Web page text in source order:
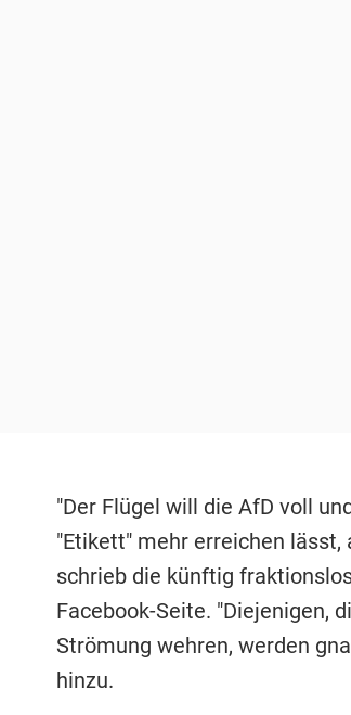
"Der Flügel will die AfD voll
"Etikett" mehr erreichen lässt,
schrieb die künftig
Facebook-Seite. "Diejenigen,
Strömung wehren, werden
hinzu.